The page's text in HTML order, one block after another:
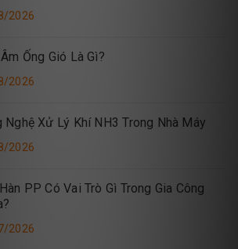
2026
Ống Gió Là Gì?
2026
Nghệ Xử Lý Khí NH3 Trong Nhà Máy
2026
PP Có Vai Trò Gì Trong Gia Công
2026